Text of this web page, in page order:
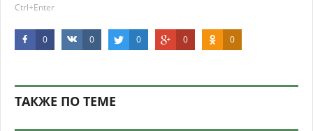
Ctrl+Enter
0 0 0 0 0
ТАКЖЕ ПО ТЕМЕ